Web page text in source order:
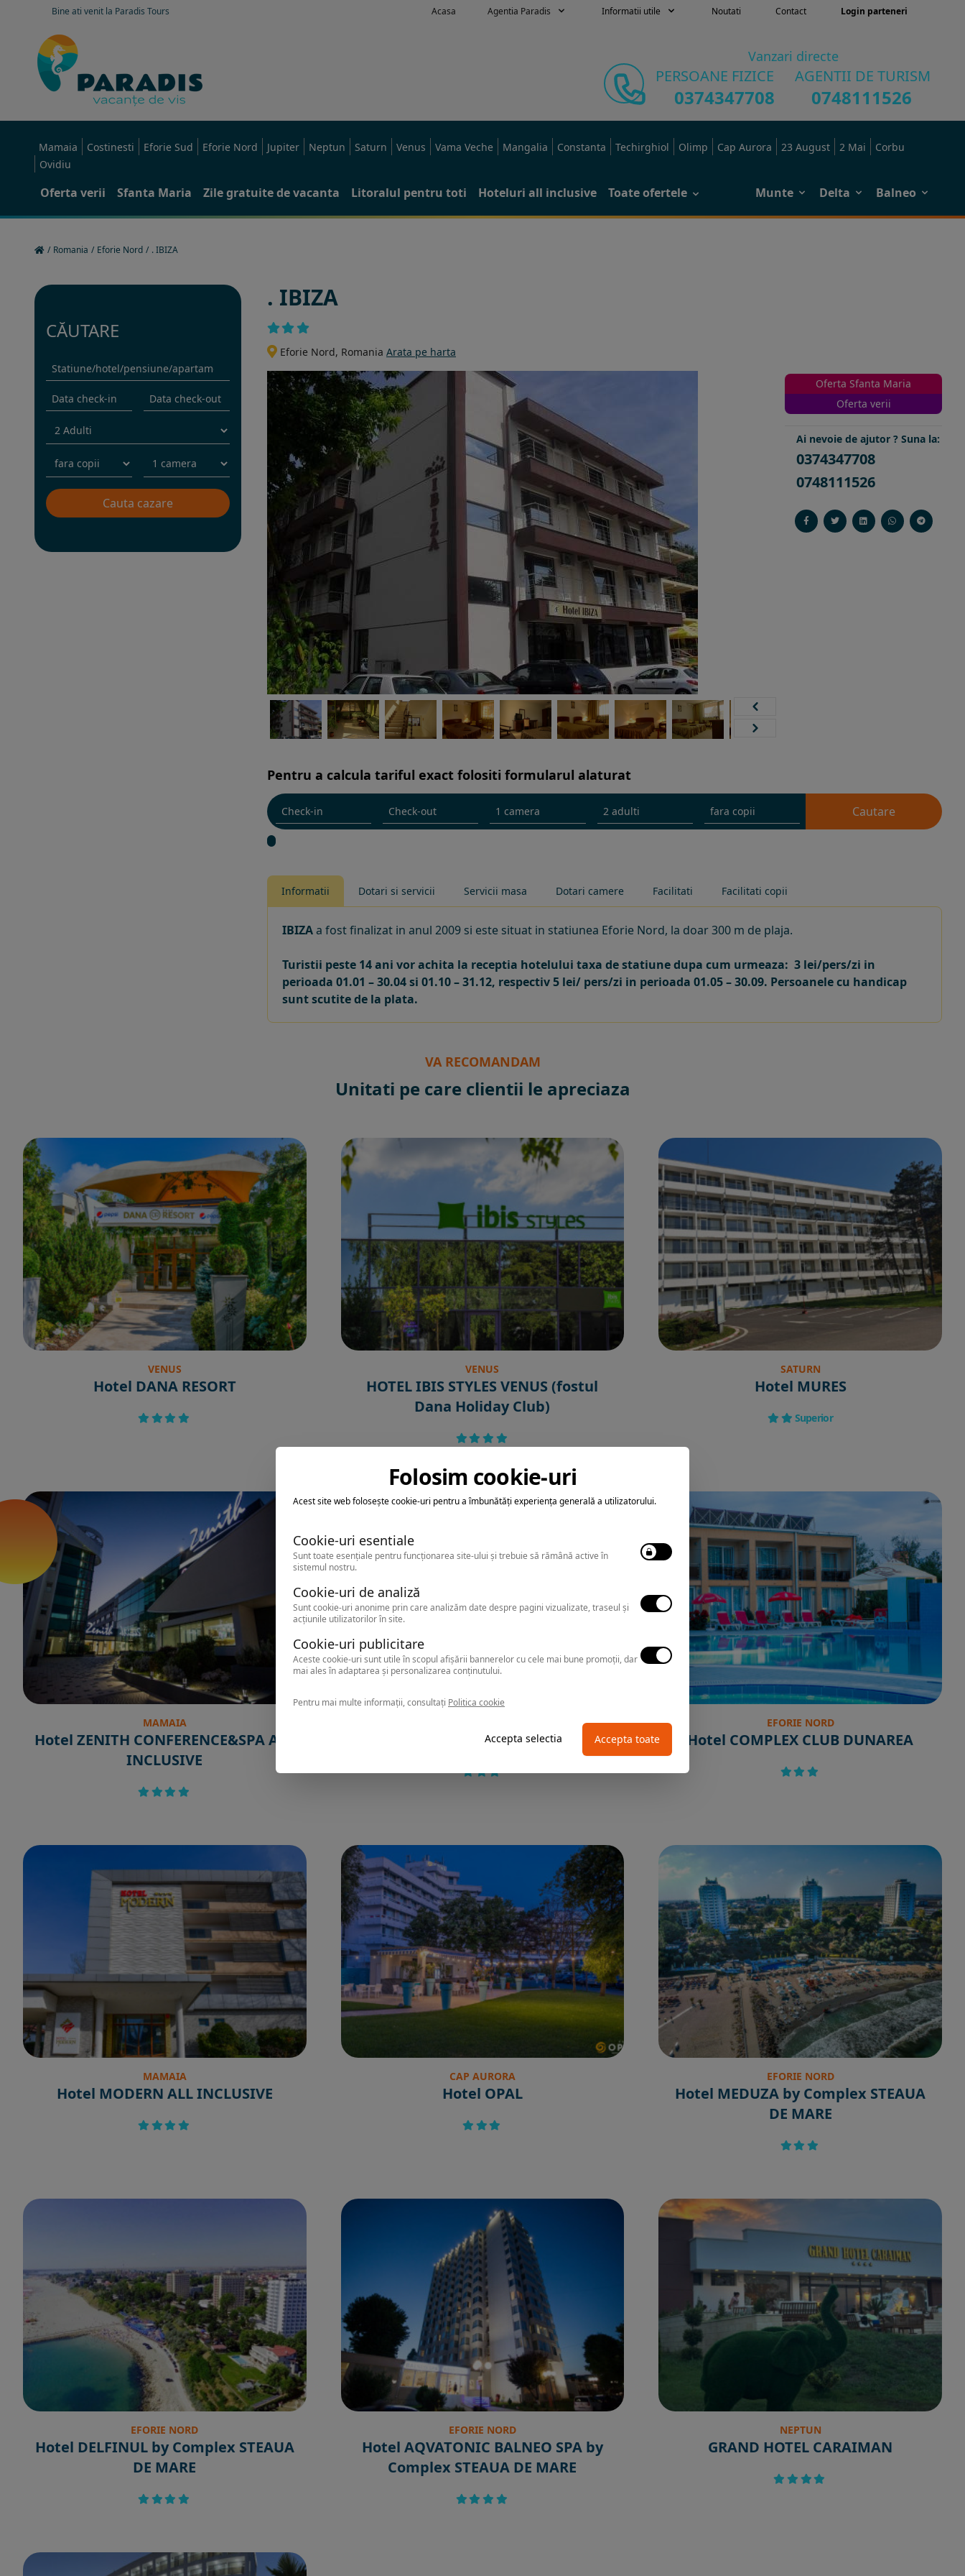
Bine ati venit la Paradis Tours Acasa Agentia Paradis Informatii utile Noutati Contact Login parteneri
Vanzari directe
PERSOANE FIZICE AGENTII DE TURISM
0374347708 0748111526
Mamaia Costinesti Eforie Sud Eforie Nord Jupiter Neptun Saturn Venus Vama Veche Mangalia Constanta Techirghiol Olimp Cap Aurora 23 August 2 Mai
Corbu
Ovidiu
Oferta verii Sfanta Maria Zile gratuite de vacanta Litoralul pentru toti Hoteluri all inclusive Toate ofertele Munte Delta Balneo
/ Romania / Eforie Nord / . IBIZA
CĂUTARE
. IBIZA
Eforie Nord, Romania Arata pe harta
Oferta Sfanta Maria
Oferta verii
Ai nevoie de ajutor ? Suna la:
0374347708
0748111526
Pentru a calcula tariful exact folositi formularul alaturat
Cautare
Informatii Dotari si servicii Servicii masa Dotari camere Facilitati Facilitati copii
IBIZAa fost finalizat in anul 2009 si este situat in statiunea Eforie Nord, la doar 300 m de plaja.
Turistii peste 14 ani vor achita la receptia hotelului taxa de statiune dupa cum urmeaza: 3 lei/pers/zi in
perioada 01.01 – 30.04 si 01.10 – 31.12, respectiv 5 lei/ pers/zi in perioada 01.05 – 30.09. Persoanele cu handicap
sunt scutite de la plata.
VA RECOMANDAM
Unitati pe care clientii le apreciaza
VENUS
Hotel DANA RESORT
VENUS
HOTEL IBIS STYLES VENUS (fostul
Dana Holiday Club)
SATURN
Hotel MURES
Superior
MAMAIA
Hotel ZENITH CONFERENCE&SPA ALL
INCLUSIVE
Hotel 2D RESORT & SPA
EFORIE NORD
Hotel COMPLEX CLUB DUNAREA
MAMAIA
Hotel MODERN ALL INCLUSIVE
CAP AURORA
Hotel OPAL
EFORIE NORD
Hotel MEDUZA by Complex STEAUA
DE MARE
EFORIE NORD
Hotel DELFINUL by Complex STEAUA
DE MARE
EFORIE NORD
Hotel AQVATONIC BALNEO SPA by
Complex STEAUA DE MARE
NEPTUN
GRAND HOTEL CARAIMAN
Folosim cookie-uri
Acest site web folosește cookie-uri pentru a îmbunătăți experiența generală a utilizatorului.
Cookie-uri esentiale
Sunt toate esențiale pentru funcționarea site-ului și trebuie să rămână active în
sistemul nostru.
Cookie-uri de analiză
Sunt cookie-uri anonime prin care analizăm date despre pagini vizualizate, traseul și
acțiunile utilizatorilor în site.
Cookie-uri publicitare
Aceste cookie-uri sunt utile în scopul afișării bannerelor cu cele mai bune promoții, dar
mai ales în adaptarea și personalizarea conținutului.
Pentru mai multe informații, consultați Politica cookie
Accepta selectia Accepta toate